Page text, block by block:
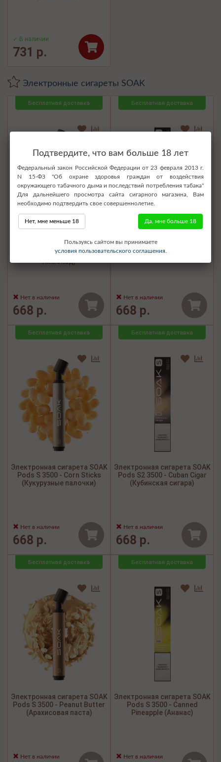
✓ В наличии
731 р.
Электронные сигареты SOAK
Бесплатная доставка
Pods S 3500 - Purple
Lemonade (лиловый
лимонад)
Нет в наличии
668 р.
Бесплатная доставка
Pods S 3500 - Mountain Rose
Lavander (Розовая лаванда)
Нет в наличии
668 р.
Бесплатная доставка
Электронная сигарета SOAK
Pods S 3500 - Corn Sticks
(Кукурузные палочки)
Нет в наличии
668 р.
Бесплатная доставка
Электронная сигарета SOAK
Pods S2 3500 - Cuban Cigar
(Кубинская сигара)
Нет в наличии
668 р.
Бесплатная доставка
Электронная сигарета SOAK
Pods S 3500 - Peanut Butter
(Арахисовая паста)
Нет в наличии
Бесплатная доставка
Электронная сигарета SOAK
Pods S 3500 - Canned
Pineapple (Ананас)
Нет в наличии
Подтвердите, что вам больше 18 лет
Федеральный закон Российской Федерации от 23 февраля 2013 г.
N 15-ФЗ "Об охране здоровья граждан от воздействия
окружающего табачного дыма и последствий потребления табака"
Для дальнейшего просмотра сайта сигарного магазина, Вам
необходимо подтвердить свое совершеннолетие.
Нет, мне меньше 18 Да, мне больше 18
Пользуясь сайтом вы принимаете
условия пользовательского соглашения.